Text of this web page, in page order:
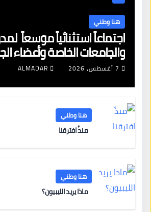
هنا وطني
اجتماعاً استثنائياً موسعاً
والجامعات الخاصة وأعضاء
العمومية للنقابة العامة
التعليم والتدريب الخاص في
7 أغسطس، 2026 ALMADAR
هنا وطني
منذُ افترقنا
هنا وطني
ماذا يريد الليبيون؟